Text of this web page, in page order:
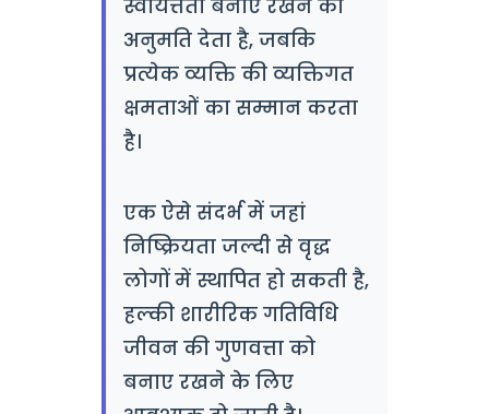
स्वायत्तता बनाए रखने की
अनुमति देता है, जबकि
प्रत्येक व्यक्ति की व्यक्तिगत
क्षमताओं का सम्मान करता
है।
एक ऐसे संदर्भ में जहां
निष्क्रियता जल्दी से वृद्ध
लोगों में स्थापित हो सकती है,
हल्की शारीरिक गतिविधि
जीवन की गुणवत्ता को
बनाए रखने के लिए